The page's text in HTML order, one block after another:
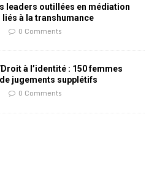
leaders outillées en médiation
à la transhumance
0 Comments
à l’identité : 150 femmes
jugements supplétifs
0 Comments